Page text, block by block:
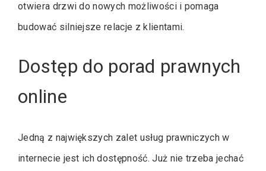
otwiera drzwi do nowych możliwości i pomaga
budować silniejsze relacje z klientami.
Dostęp do porad prawnych
online
Jedną z największych zalet usług prawniczych w
internecie jest ich dostępność. Już nie trzeba jechać